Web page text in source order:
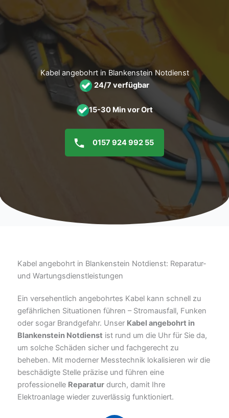
Inhalt
Kabel angebohrt in Blankenstein Notdienst
24/7 verfügbar
15-30 Min vor Ort
0157 924 992 55
Kabel angebohrt in Blankenstein Notdienst: Reparatur-
und Wartungsdienstleistungen
Ein versehentlich angebohrtes Kabel kann schnell zu
gefährlichen Situationen führen – Stromausfall, Funken
oder sogar Brandgefahr. Unser Kabel angebohrt in
Blankenstein Notdienst ist rund um die Uhr für Sie da,
um solche Schäden sicher und fachgerecht zu
beheben. Mit moderner Messtechnik lokalisieren wir die
beschädigte Stelle präzise und führen eine
professionelle Reparatur durch, damit Ihre
Elektroanlage wieder zuverlässig funktioniert.